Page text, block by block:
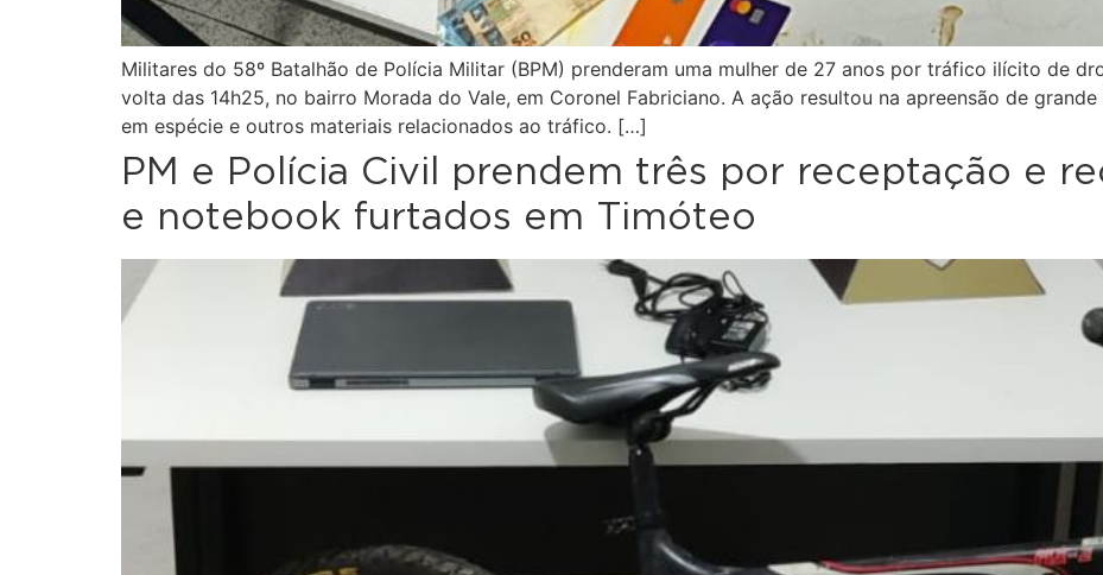
Militares do 58º Batalhão de Polícia Militar (BPM) prenderam uma mulher de 27 anos por tráfico ilícito de
volta das 14h25, no bairro Morada do Vale, em Coronel Fabriciano. A ação resultou na apreensão de
em espécie e outros materiais relacionados ao tráfico. […]
PM e Polícia Civil prendem três por receptação e
e notebook furtados em Timóteo